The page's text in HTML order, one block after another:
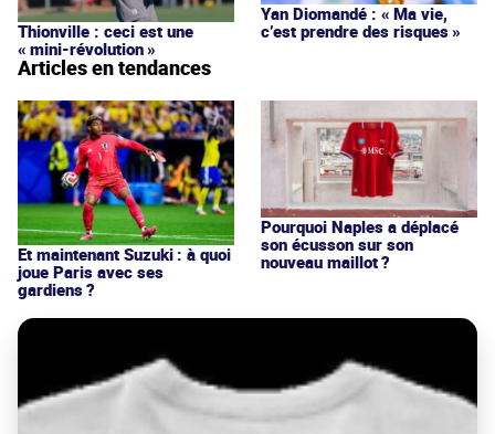
Thionville : ceci est une
« mini-révolution »
Yan Diomandé : « Ma vie,
c’est prendre des risques »
Articles en tendances
Et maintenant Suzuki : à quoi
joue Paris avec ses
gardiens ?
Pourquoi Naples a déplacé
son écusson sur son
nouveau maillot ?